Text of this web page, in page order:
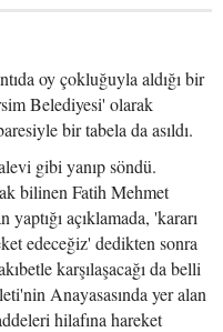
oy çokluğuyla aldığı bir
Belediyesi' olarak
bir tabela da asıldı.
gibi yanıp söndü.
bilinen Fatih Mehmet
yaptığı açıklamada, 'kararı
edeceğiz' dedikten sonra
karşılaşacağı da belli
Anayasasında yer alan
hilafına hareket